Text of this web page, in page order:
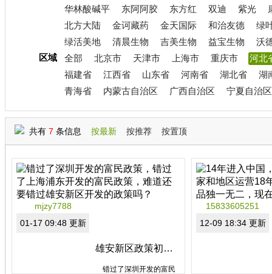
华林酸碱平
东阿阿胶 东方红 双迪 紫光
北方大陆
金诃藏药 金天国际 和治友德
绿
绿活美地
清晨生物 吉美生物 益宝生物
沃
区域
全部 北京市 天津市 上海市 重庆市
河北
福建省
江西省 山东省 河南省 湖北省
湖
青海省
内蒙古自治区 广西自治区 宁夏自治区
共有 7 条信息 按最新 按推荐 按置顶
mjzy7788
01-17 09:48 更新
雄安新区政策初审群
错过了深圳开发的富民
15833605251
12-09 18:34 更新